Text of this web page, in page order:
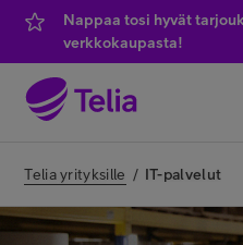
Nappaa tosi hyvät
verkkokaupasta!
TELIA FINLAND
Telia yrityksille / IT-palvelut